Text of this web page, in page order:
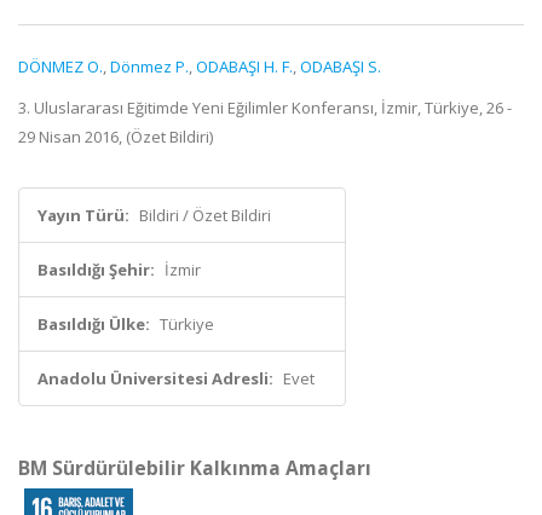
DÖNMEZ O.,Dönmez P.,ODABAŞI H. F.,ODABAŞI S.
3. Uluslararası Eğitimde Yeni Eğilimler Konferansı, İzmir, Türkiye, 26 -
29 Nisan 2016, (Özet Bildiri)
Yayın Türü: Bildiri / Özet Bildiri
Basıldığı Şehir: İzmir
Basıldığı Ülke: Türkiye
Anadolu Üniversitesi Adresli: Evet
BM Sürdürülebilir Kalkınma Amaçları